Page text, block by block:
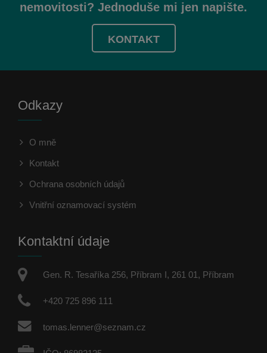
nemovitosti? Jednoduše mi jen napište.
KONTAKT
Odkazy
O mně
Kontakt
Ochrana osobních údajů
Vnitřní oznamovací systém
Kontaktní údaje
Gen. R. Tesaříka 256, Příbram I, 261 01, Příbram
+420 725 896 111
tomas.lenner@seznam.cz